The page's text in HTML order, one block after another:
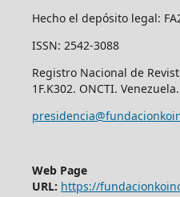
Hecho el depósito legal:
ISSN: 2542-3088
Registro Nacional de
1F.K302. ONCTI. Venezuela.
Web Page
URL: https://